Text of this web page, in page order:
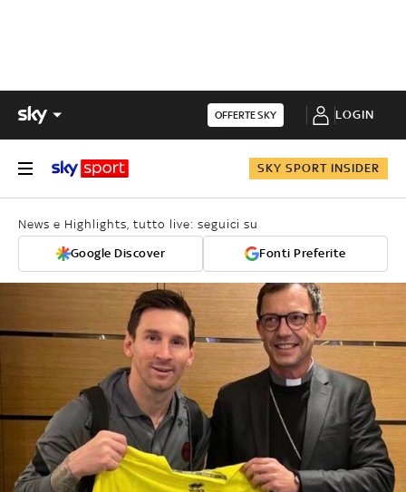
OFFERTE SKY LOGIN
SKY SPORT INSIDER
News e Highlights, tutto live: seguici su
Google Discover Fonti Preferite